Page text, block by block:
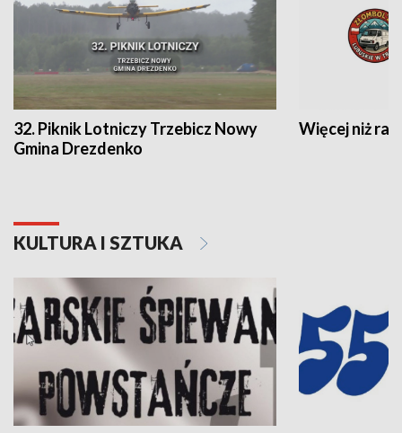
32. Piknik Lotniczy Trzebicz Nowy
Gmina Drezdenko
Więcej niż rajd
KULTURA I SZTUKA